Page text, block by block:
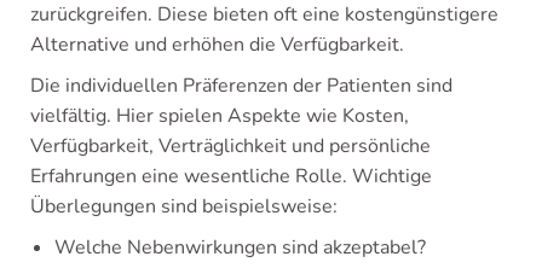
zurückgreifen. Diese bieten oft eine kostengünstigere
Alternative und erhöhen die Verfügbarkeit.
Die individuellen Präferenzen der Patienten sind
vielfältig. Hier spielen Aspekte wie Kosten,
Verfügbarkeit, Verträglichkeit und persönliche
Erfahrungen eine wesentliche Rolle. Wichtige
Überlegungen sind beispielsweise:
Welche Nebenwirkungen sind akzeptabel?